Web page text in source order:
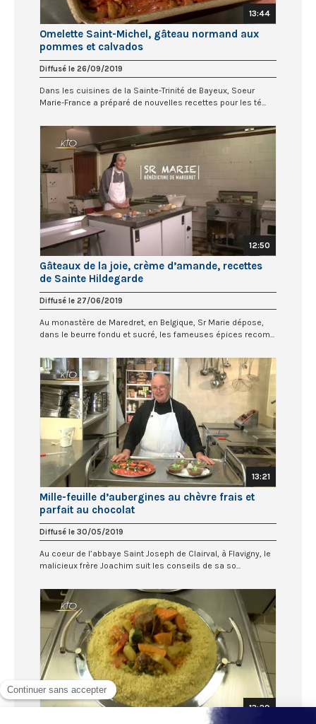
13:44
Omelette Saint-Michel, gâteau normand aux
pommes et calvados
Diffusé le 26/09/2019
Dans les cuisines de la Sainte-Trinité de Bayeux, Soeur
Marie-France a préparé de nouvelles recettes pour les té...
12:50
Gâteaux de la joie, crème d’amande, recettes
de Sainte Hildegarde
Diffusé le 27/06/2019
Au monastère de Maredret, en Belgique, Sr Marie dépose,
dans le beurre fondu et sucré, les fameuses épices recom...
13:21
Mille-feuille d’aubergines au chèvre frais et
parfait au chocolat
Diffusé le 30/05/2019
Au coeur de l’abbaye Saint Joseph de Clairval, à Flavigny, le
malicieux frère Joachim suit les conseils de sa so...
13:29